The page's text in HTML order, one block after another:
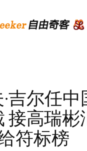
吉尔任
接高瑞彬
符标榜